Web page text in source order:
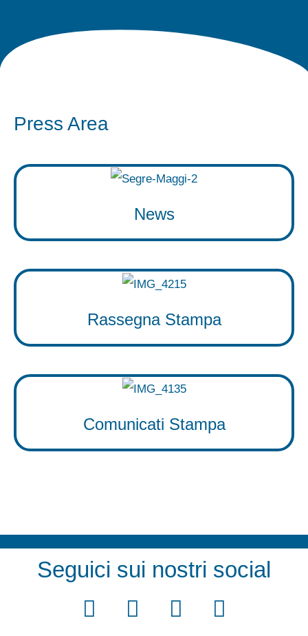
Press Area
News
Rassegna Stampa
Comunicati Stampa
Seguici sui nostri social
F
T
Y
I